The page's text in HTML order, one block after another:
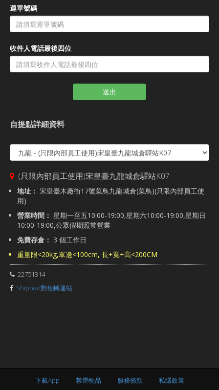
運單號碼
收件人電話最後四位
送出
自提點詳細資料
(只限內部員工使用)宋皇臺九龍城倉驛站K07
地址： 宋皇臺木廠街17號菜鳥九龍城倉(菜鳥)(只限內部員工使
用)
營業時間： 星期一至五10:00-19:00,星期六10:00-19:00,星期日
10:00-19:00,公眾假期照常營業
免費存倉： 3 個工作日
重量限<20kg,單邊<100cm, 長+寬+高<200CM
22751314
Shipbao郵包轉運站
下載App 禁運物品 服務條款 私隱政策